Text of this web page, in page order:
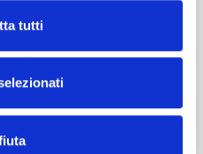
tutti
fino a 24h prima